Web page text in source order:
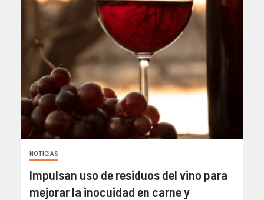
NOTICIAS
Impulsan uso de residuos del vino para
mejorar la inocuidad en carne y